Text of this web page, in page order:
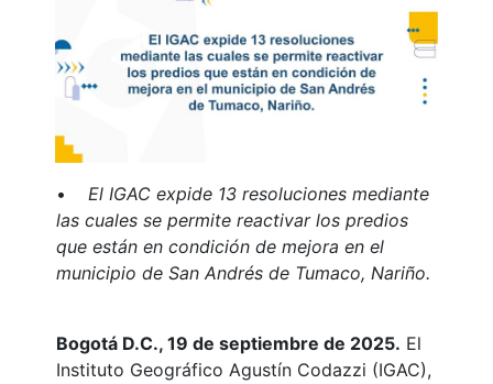
•
El IGAC expide 13 resoluciones mediante
las cuales se permite reactivar los predios
que están en condición de mejora en el
municipio de San Andrés de Tumaco, Nariño.
Bogotá D.C., 19 de septiembre de 2025. El
Instituto Geográfico Agustín Codazzi (IGAC),